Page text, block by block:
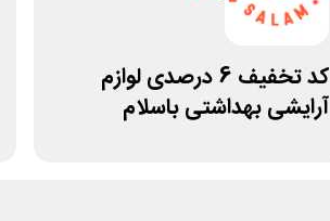
کد تخفیف 6 درصدی لوازم
آرایشی بهداشتی باسلام